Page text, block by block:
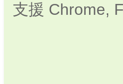
支援 Chrome,